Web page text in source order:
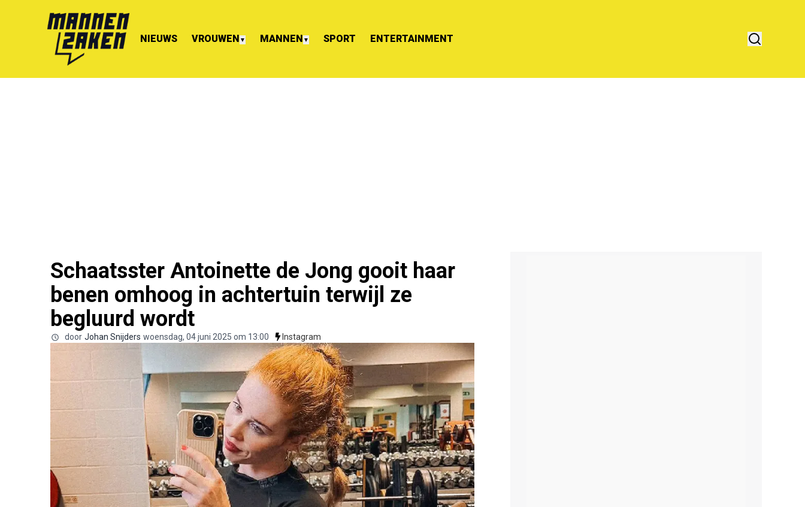
NIEUWS VROUWEN ▼ MANNEN ▼ SPORT ENTERTAINMENT
Schaatsster Antoinette de Jong gooit haar
benen omhoog in achtertuin terwijl ze
begluurd wordt
door Johan Snijders woensdag, 04 juni 2025 om 13:00 Instagram